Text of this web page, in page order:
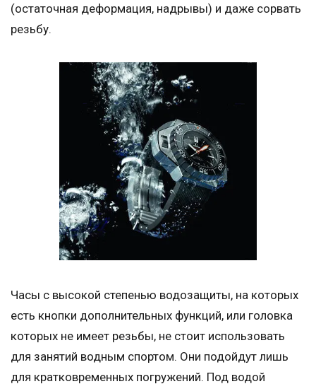
(остаточная деформация, надрывы) и даже сорвать
резьбу.
Часы с высокой степенью водозащиты, на которых
есть кнопки дополнительных функций, или головка
которых не имеет резьбы, не стоит использовать
для занятий водным спортом. Они подойдут лишь
для кратковременных погружений. Под водой